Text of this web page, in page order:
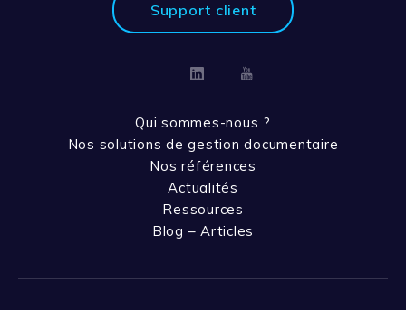
Support client
LinkedinYoutube
Qui sommes-nous ?
Nos solutions de gestion documentaire
Nos références
Actualités
Ressources
Blog – Articles